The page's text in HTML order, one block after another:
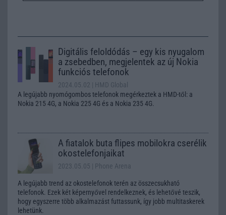
Digitális feloldódás – egy kis nyugalom
a zsebedben, megjelentek az új Nokia
funkciós telefonok
2024.05.02
| HMD Global
A legújabb nyomógombos telefonok megérkeztek a HMD-től: a
Nokia 215 4G, a Nokia 225 4G és a Nokia 235 4G.
A fiatalok buta flipes mobilokra cserélik
okostelefonjaikat
2023.05.05 | Phone Arena
A legújabb trend az okostelefonok terén az összecsukható
telefonok. Ezek két képernyővel rendelkeznek, és lehetővé teszik,
hogy egyszerre több alkalmazást futtassunk, így jobb multitaskerek
lehetünk.